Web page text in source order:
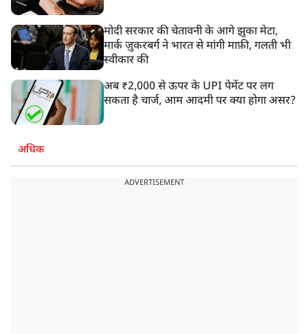
मोदी सरकार की चेतावनी के आगे झुका मेटा,
मार्क ज़ुकरबर्ग ने भारत से मांगी माफ़ी, गलती भी
स्वीकार की
अब ₹2,000 से ऊपर के UPI पेमेंट पर लग
सकता है चार्ज, आम आदमी पर क्या होगा असर?
अधिक
ADVERTISEMENT